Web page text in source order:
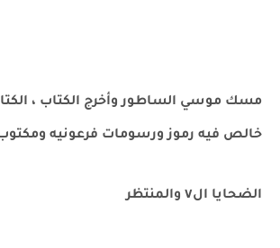
مسك موسي الساطور وأخرج الكتاب ،
خالص فيه رموز ورسومات فرعونيه ومكتوب
الضحايا ال٧ والمنتظر